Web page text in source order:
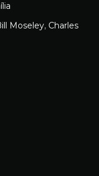
Moseley, Charles